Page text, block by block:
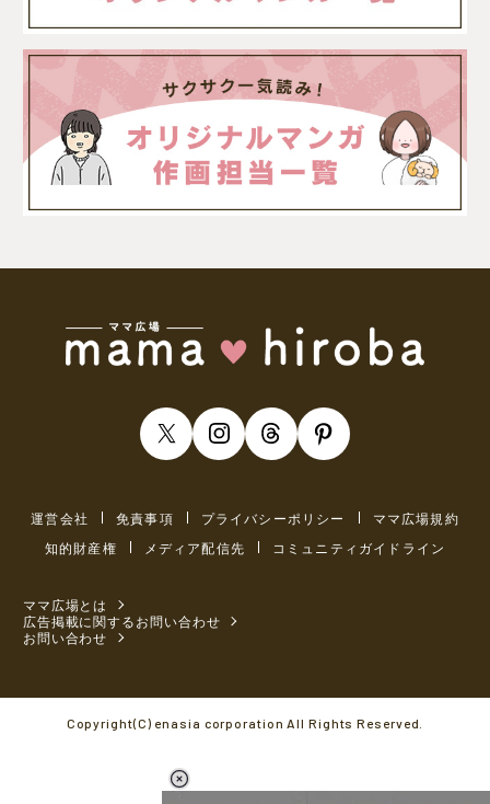
運営会社 免責事項 プライバシーポリシー
ママ広場規約
知的財産権
メディア配信先 コミュニティガイドライン
ママ広場とは
広告掲載に関するお問い合わせ
お問い合わせ
Copyright(C) enasia corporation All Rights Reserved.